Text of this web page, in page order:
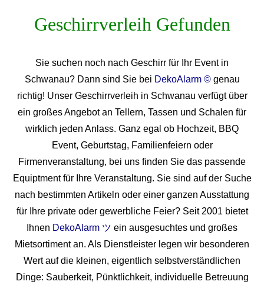
Sie suchen noch nach Geschirr für Ihr Event in
Schwanau? Dann sind Sie bei DekoAlarm ©genau
richtig! Unser Geschirrverleih in Schwanau verfügt über
ein großes Angebot an Tellern, Tassen und Schalen für
wirklich jeden Anlass. Ganz egal ob Hochzeit, BBQ
Event, Geburtstag, Familienfeiern oder
Firmenveranstaltung, bei uns finden Sie das passende
Equiptment für Ihre Veranstaltung. Sie sind auf der Suche
nach bestimmten Artikeln oder einer ganzen Ausstattung
für Ihre private oder gewerbliche Feier? Seit 2001 bietet
Ihnen DekoAlarm ツ ein ausgesuchtes und großes
Mietsortiment an. Als Dienstleister legen wir besonderen
Wert auf die kleinen, eigentlich selbstverständlichen
Dinge: Sauberkeit, Pünktlichkeit, individuelle Betreuung